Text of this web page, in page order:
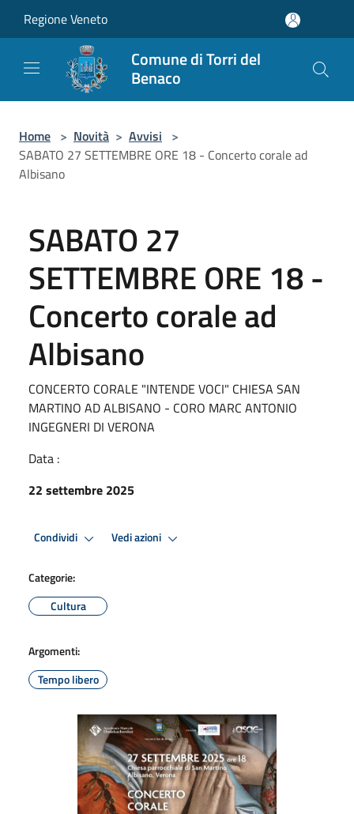
Regione Veneto
Comune di Torri del
Benaco
Home > Novità > Avvisi >
SABATO 27 SETTEMBRE ORE 18 - Concerto corale ad
Albisano
SABATO 27
SETTEMBRE ORE 18 -
Concerto corale ad
Albisano
CONCERTO CORALE "INTENDE VOCI" CHIESA SAN
MARTINO AD ALBISANO - CORO MARC ANTONIO
INGEGNERI DI VERONA
Data :
22 settembre 2025
Condividi Vedi azioni
Categorie:
Cultura
Argomenti:
Tempo libero